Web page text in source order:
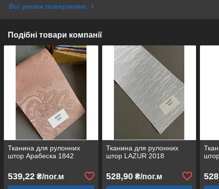
Всі умови повернення
Подібні товари компанії
Тканина для рулонних
штор Арабеска 1842
539,22 ₴/пог.м
Тканина для рулонних
штор LAZUR 2018
528,90₴/пог.м